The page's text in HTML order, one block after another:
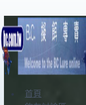
Skip
to
content
首頁